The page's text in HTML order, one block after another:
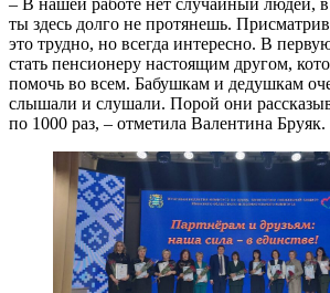
ты здесь долго не протянешь.
это трудно, но всегда интересно. В
стать пенсионеру настоящим другом,
помочь во всем. Бабушкам и дедушкам
слышали и слушали. Порой они
по 1000 раз, – отметила Валентина Бруяк.